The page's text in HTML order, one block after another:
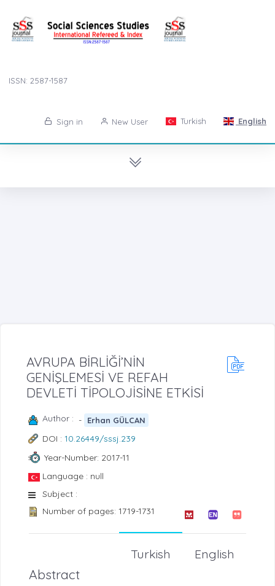
ISSN: 2587-1587
Sign in New User Turkish English
AVRUPA BİRLİĞİ’NİN
GENİŞLEMESİ VE REFAH
DEVLETİ TİPOLOJİSİNE ETKİSİ
Author : - Erhan GÜLCAN
DOI : 10.26449/sssj.239
Year-Number: 2017-11
Language : null
Subject :
Number of pages: 1719-1731
English
Turkish
Abstract